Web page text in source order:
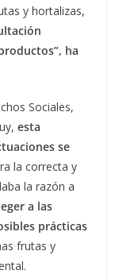
y hortalizas,
ha
Sociales,
esta
se
la correcta y
la razón a
a las
prácticas
frutas y